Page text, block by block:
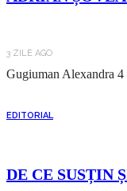
3 ZILE AGO
Gugiuman Alexandra 4
EDITORIAL
DE CE SUSȚIN